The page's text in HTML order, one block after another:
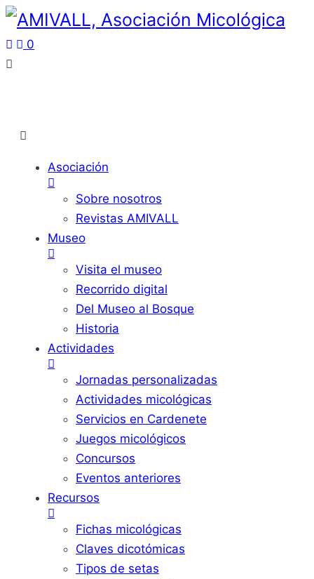
0
Asociación
Sobre nosotros
Revistas AMIVALL
Museo
Visita el museo
Recorrido digital
Del Museo al Bosque
Historia
Actividades
Jornadas personalizadas
Actividades micológicas
Servicios en Cardenete
Juegos micológicos
Concursos
Eventos anteriores
Recursos
Fichas micológicas
Claves dicotómicas
Tipos de setas